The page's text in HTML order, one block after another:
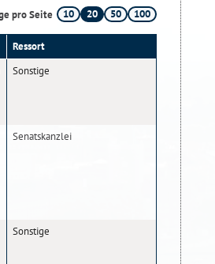
pro Seite 10 20 50 100
Ressort
Sonstige
Senatskanzlei
Sonstige